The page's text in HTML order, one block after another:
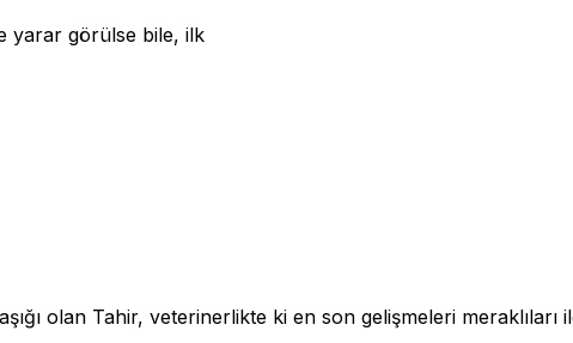
yarar görülse bile, ilk
olan Tahir, veterinerlikte ki en son gelişmeleri meraklıları